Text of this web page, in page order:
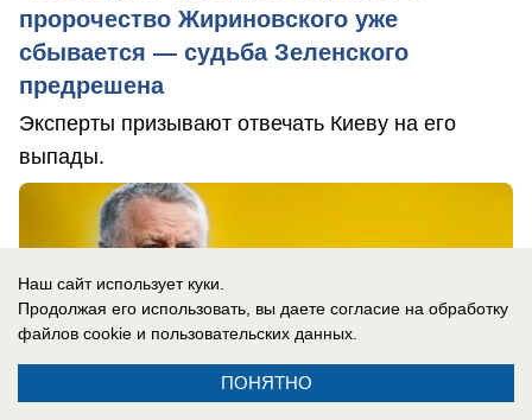
пророчество Жириновского уже
сбывается — судьба Зеленского
предрешена
Эксперты призывают отвечать Киеву на его
выпады.
Наш сайт использует куки.
Продолжая его использовать, вы даете согласие на обработку
файлов cookie и пользовательских данных.
ПОНЯТНО